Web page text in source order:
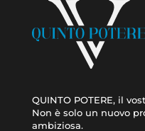
QUINTO POTERE, il
Non è solo un nuovo
ambiziosa.